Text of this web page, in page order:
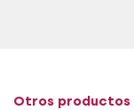
Otros productos